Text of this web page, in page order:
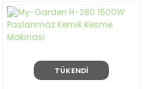
TÜKENDİ